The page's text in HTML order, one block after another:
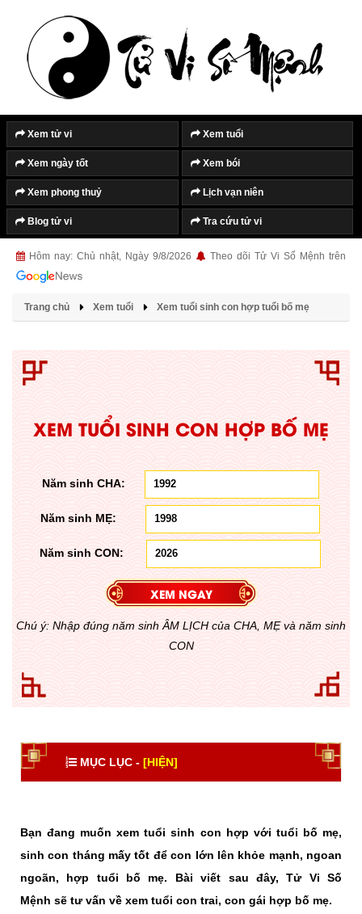
Xem tử vi Xem tuổi
Xem ngày tốt Xem bói
Xem phong thuỷ Lịch vạn niên
Blog tử vi Tra cứu tử vi
Hôm nay: Chủ nhật, Ngày 9/8/2026 Theo dõi Tử Vi Số Mệnh trên
Trang chủ Xem tuổi Xem tuổi sinh con hợp tuổi bố mẹ
XEM TUỔI SINH CON HỢP BỐ MẸ
Năm sinh CHA:
Năm sinh MẸ:
Năm sinh CON:
Chú ý: Nhập đúng năm sinh ÂM LỊCH của CHA, MẸ và năm sinh
CON
MỤC LỤC - [HIỆN]
Bạn đang muốnxem tuổi sinh con hợp với tuổi bố mẹ,
sinh con tháng mấy tốt để con lớn lên khỏe mạnh, ngoan
ngoãn, hợp tuổi bố mẹ. Bài viết sau đây, Tử Vi Số
Mệnh sẽ tư vấn về xem tuổi con trai, con gái hợp bố mẹ.